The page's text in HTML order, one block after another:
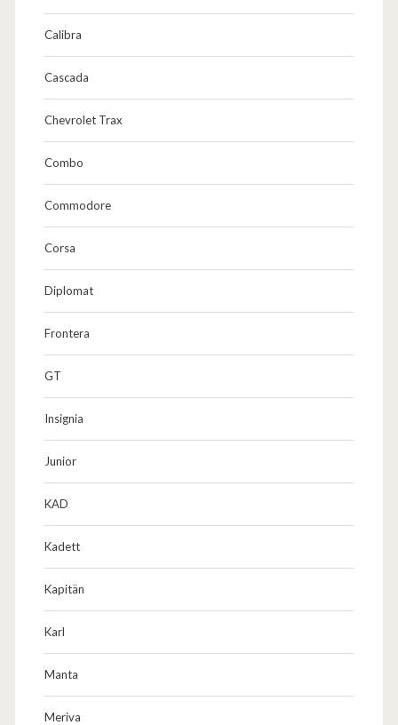
Calibra
Cascada
Chevrolet Trax
Combo
Commodore
Corsa
Diplomat
Frontera
GT
Insignia
Junior
KAD
Kadett
Kapitän
Karl
Manta
Meriva